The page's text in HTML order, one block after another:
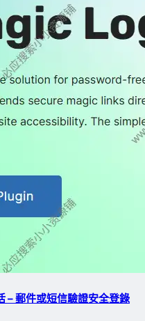
– 郵件或短信驗證安全登錄